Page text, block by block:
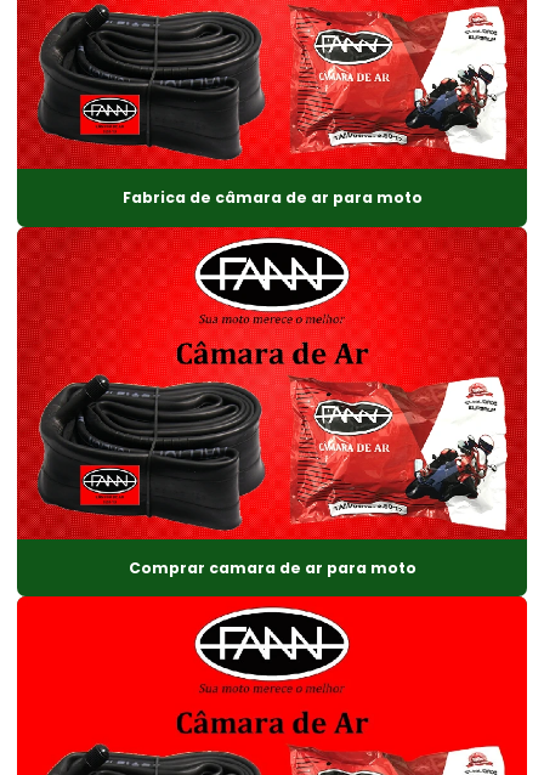
Fabrica de câmara de ar para moto
Comprar camara de ar para moto